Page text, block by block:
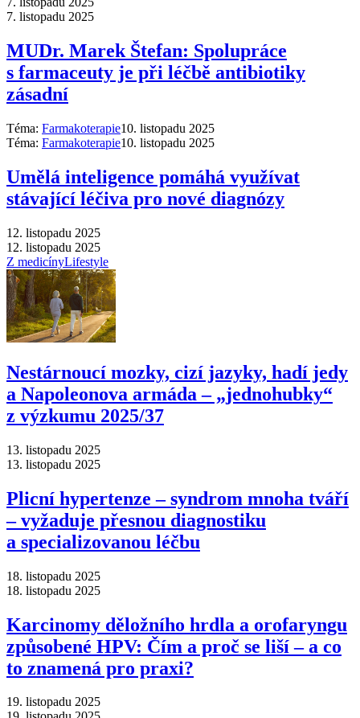
7. listopadu 2025
MUDr. Marek Štefan: Spolupráce
s farmaceuty je při léčbě antibiotiky
zásadní
Téma: Farmakoterapie10. listopadu 2025
Téma: Farmakoterapie10. listopadu 2025
Umělá inteligence pomáhá využívat
stávající léčiva pro nové diagnózy
12. listopadu 2025
12. listopadu 2025
Z medicínyLifestyle
Nestárnoucí mozky, cizí jazyky, hadí jedy
a Napoleonova armáda –⁠ „jednohubky“
z výzkumu 2025/37
13. listopadu 2025
13. listopadu 2025
Plicní hypertenze –⁠ syndrom mnoha tváří
–⁠ vyžaduje přesnou diagnostiku
a specializovanou léčbu
18. listopadu 2025
18. listopadu 2025
Karcinomy děložního hrdla a orofaryngu
způsobené HPV: Čím a proč se liší –⁠ a co
to znamená pro praxi?
19. listopadu 2025